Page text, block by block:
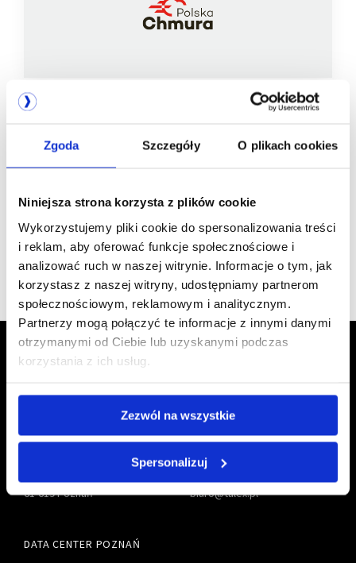
Zgoda Szczegóły O plikach cookies
Niniejsza strona korzysta z plików cookie
Wykorzystujemy pliki cookie do spersonalizowania treści
i reklam, aby oferować funkcje społecznościowe i
analizować ruch w naszej witrynie. Informacje o tym, jak
korzystasz z naszej witryny, udostępniamy partnerom
społecznościowym, reklamowym i analitycznym.
Partnerzy mogą połączyć te informacje z innymi danymi
otrzymanymi od Ciebie lub uzyskanymi podczas
korzystania z ich usług.
Zezwól na wszystkie
Spersonalizuj
Jesteśmy
TALEX S.A.
61-619 Poznań
61 827-55-00
61 827-55-01
biuro@talex.pl
DATA CENTER POZNAŃ